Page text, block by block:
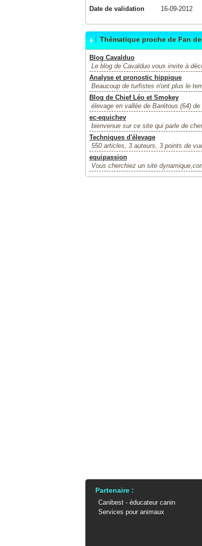
Date de validation
16-09-2012
Thématique proche de Fan
Blog Cavalduo
Le blog de Cavalduo vous invite à
Analyse et pronostic hippique
Beaucoup de turfistes n'ont plus le
Blog de Chief Léo et Smokey
élevage en vallée de Barétous (64)
ec-equichev
bienvenue sur ce site qui parle de
Techniques d'élevage
550 articles, 3 auteurs, 3 points de
equipassion
Vous cherchiez un site
Partenaire :
Canibest - éducateur canin
Services pour animaux